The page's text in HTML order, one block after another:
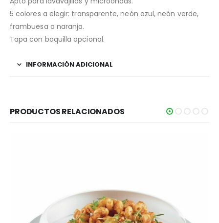
5 colores a elegir: transparente, neón azul, neón verde,
frambuesa o naranja.
Tapa con boquilla opcional.
INFORMACIÓN ADICIONAL
PRODUCTOS RELACIONADOS